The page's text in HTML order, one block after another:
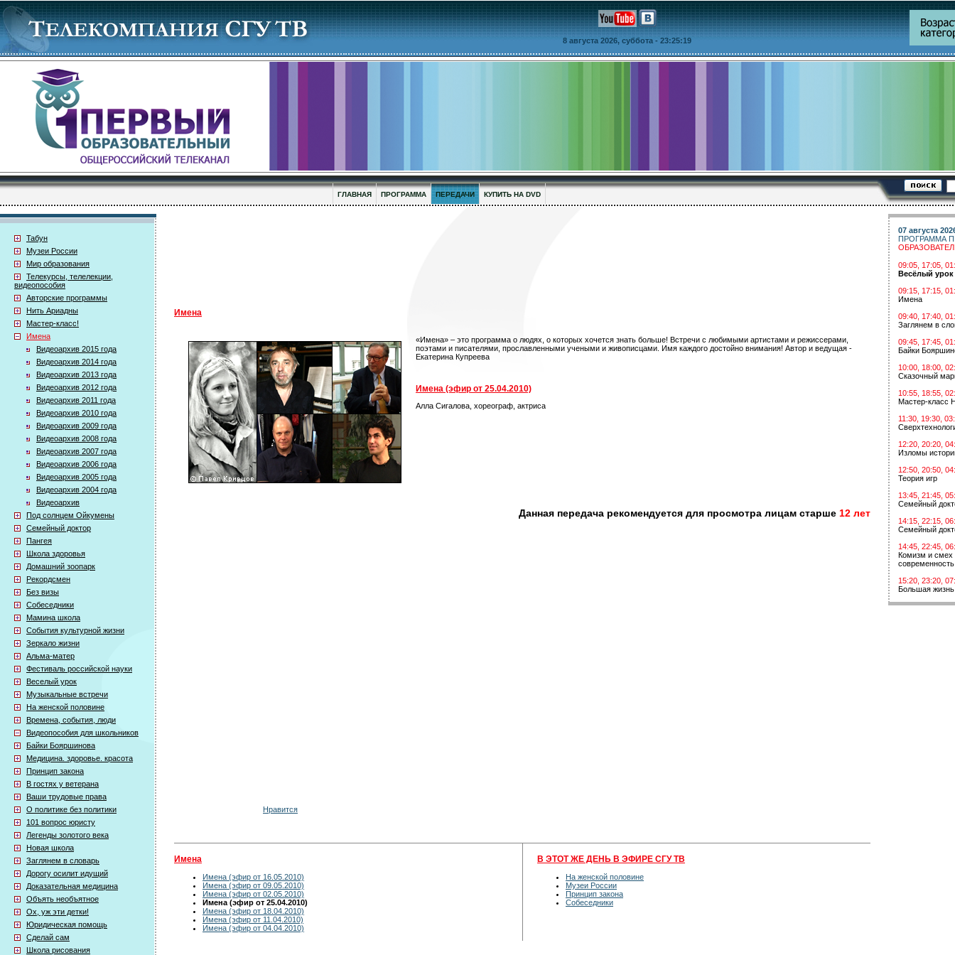
8 августа 2026, суббота - 23:25:19
ГЛАВНАЯ ПРОГРАММА ПЕРЕДАЧИ КУПИТЬ НА DVD
Табун
Музеи России
Мир образования
Телекурсы, телелекции,
видеопособия
Авторские программы
Нить Ариадны
Мастер-класс!
Имена
Видеоархив 2015 года
Видеоархив 2014 года
Видеоархив 2013 года
Видеоархив 2012 года
Видеоархив 2011 года
Видеоархив 2010 года
Видеоархив 2009 года
Видеоархив 2008 года
Видеоархив 2007 года
Видеоархив 2006 года
Видеоархив 2005 года
Видеоархив 2004 года
Видеоархив
Под солнцем Ойкумены
Семейный доктор
Пангея
Школа здоровья
Домашний зоопарк
Рекордсмен
Без визы
Собеседники
Мамина школа
События культурной жизни
Зеркало жизни
Альма-матер
Фестиваль российской науки
Веселый урок
Музыкальные встречи
На женской половине
Времена, события, люди
Видеопособия для школьников
Байки Бояршинова
Медицина. здоровье. красота
Принцип закона
В гостях у ветерана
Ваши трудовые права
О политике без политики
101 вопрос юристу
Легенды золотого века
Новая школа
Заглянем в словарь
Дорогу осилит идущий
Доказательная медицина
Объять необъятное
Ох, уж эти детки!
Юридическая помощь
Сделай сам
Школа рисования
Имена
«Имена» – это программа о людях, о которых хочется знать больше! Встречи с любимыми артистами и режиссерами,
поэтами и писателями, прославленными учеными и живописцами. Имя каждого достойно внимания! Автор и ведущая -
Екатерина Купреева
Имена (эфир от 25.04.2010)
Алла Сигалова, хореограф, актриса
Данная передача рекомендуется для просмотра лицам старше 12 лет
Нравится
Имена
Имена (эфир от 16.05.2010)
Имена (эфир от 09.05.2010)
Имена (эфир от 02.05.2010)
Имена (эфир от 25.04.2010)
Имена (эфир от 18.04.2010)
Имена (эфир от 11.04.2010)
Имена (эфир от 04.04.2010)
В ЭТОТ ЖЕ ДЕНЬ В ЭФИРЕ СГУ ТВ
На женской половине
Музеи России
Принцип закона
Собеседники
07 августа
ПРОГРАММА
09:05, 17:05,
Весёлый урок
09:15, 17:15,
Имена
09:40, 17:40,
Заглянем в
09:45, 17:45,
Байки
10:00, 18:00,
Сказочный
10:55, 18:55,
Мастер-класс
11:30, 19:30,
12:20, 20:20,
Изломы
12:50, 20:50,
Теория игр
13:45, 21:45,
Семейный
14:15, 22:15,
Семейный
14:45, 22:45,
Комизм и смех
современность
15:20, 23:20,
Большая жизнь